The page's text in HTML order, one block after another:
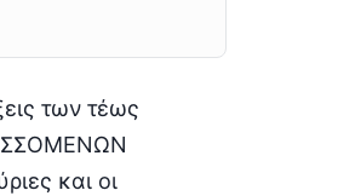
των τέως
και οι